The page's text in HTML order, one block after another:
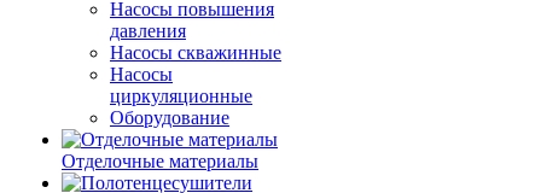
Насосы повышения
давления
Насосы скважинные
Насосы
циркуляционные
Оборудование
Отделочные материалы